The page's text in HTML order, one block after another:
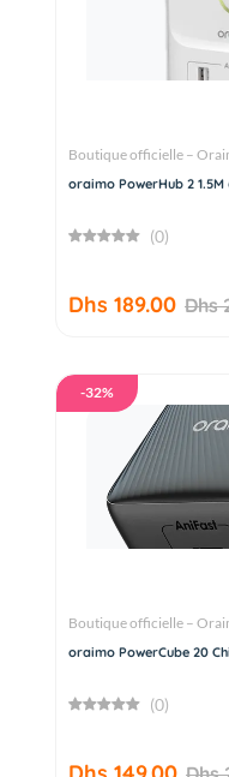
Boutique officielle –
oraimo PowerHub 2 1.5M
(0)
Dhs 189.00 Dhs
-32%
Boutique officielle –
oraimo PowerCube 20
(0)